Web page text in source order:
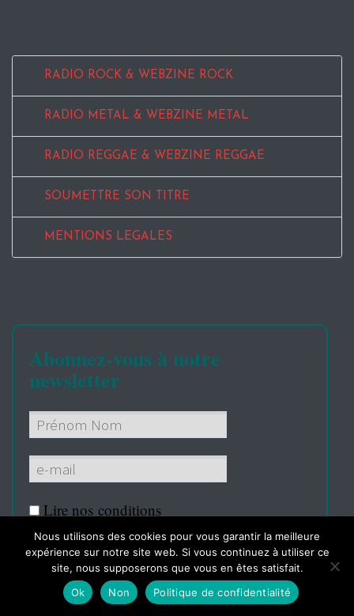
RADIO ROCK & WEBZINE ROCK
RADIO METAL & WEBZINE METAL
RADIO REGGAE & WEBZINE REGGAE
SOUMETTRE SON TITRE
MENTIONS LEGALES
Abonnez-vous à notre
newsletter
Lire nos conditions
Nous utilisons des cookies pour vous garantir la meilleure
expérience sur notre site web. Si vous continuez à utiliser ce
site, nous supposerons que vous en êtes satisfait.
Ok
Non Politique de confidentialité